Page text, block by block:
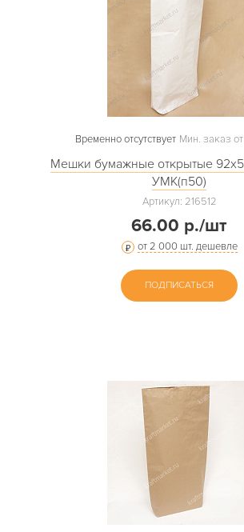
Временно отсутствует Мин. заказ
Мешки бумажные открытые
УМК(п50)
Артикул: 216512
66.00 р./шт
от 2 000 шт. дешевле
ПОДПИСАТЬСЯ